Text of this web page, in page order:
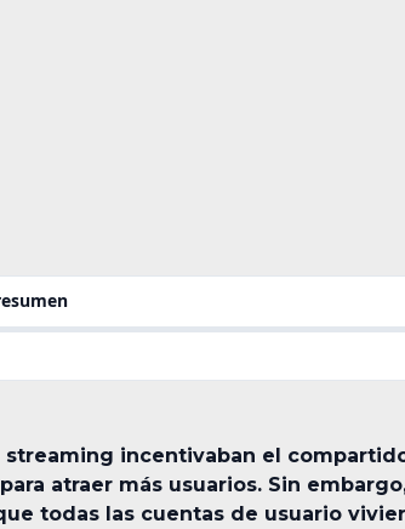
streaming incentivaban el
atraer más usuarios. Sin
todas las cuentas de usuario